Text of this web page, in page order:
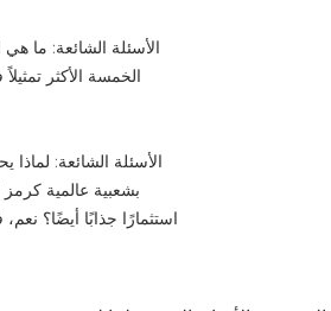
الأسئلة الشائعة: ما هي
الخمسة الأكثر
الأسئلة الشائعة:
بشعبية عالمية كرمز